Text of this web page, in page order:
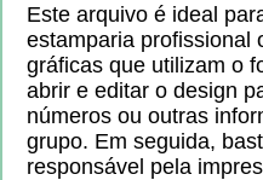
Este arquivo é ideal
estamparia profissional
gráficas que utilizam o
abrir e editar o design
números ou outras
grupo. Em seguida,
responsável pela